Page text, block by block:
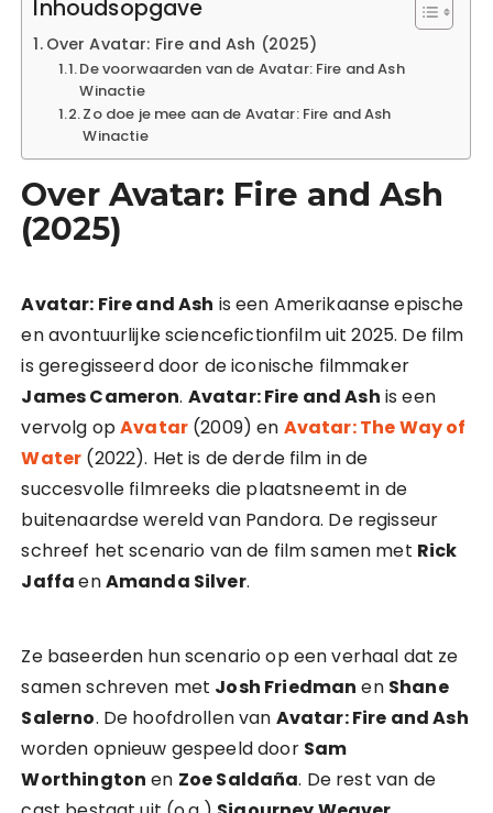
Inhoudsopgave
Over Avatar: Fire and Ash (2025)
De voorwaarden van de Avatar: Fire and Ash
Winactie
Zo doe je mee aan de Avatar: Fire and Ash
Winactie
Over Avatar: Fire and Ash
(2025)
Avatar: Fire and Ash is een Amerikaanse epische
en avontuurlijke sciencefictionfilm uit 2025. De film
is geregisseerd door de iconische filmmaker
James Cameron. Avatar: Fire and Ash is een
vervolg opAvatar (2009) en Avatar: The Way of
Water (2022). Het is de derde film in de
succesvolle filmreeks die plaatsneemt in de
buitenaardse wereld van Pandora. De regisseur
schreef het scenario van de film samen met Rick
JaffaenAmanda Silver.
Ze baseerden hun scenario op een verhaal dat ze
samen schreven met Josh Friedman en Shane
Salerno. De hoofdrollen van Avatar: Fire and Ash
worden opnieuw gespeeld door Sam
Worthington en Zoe Saldaña. De rest van de